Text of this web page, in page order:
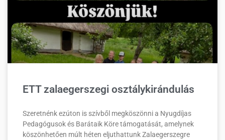
ETT zalaegerszegi osztálykirándulás
Szeretnénk ezúton is szívből megköszönni a Nyugdíjas
Pedagógusok és Barátaik Köre támogatását, amelynek
köszönhetően múlt héten eljuthattunk Zalaegerszegre